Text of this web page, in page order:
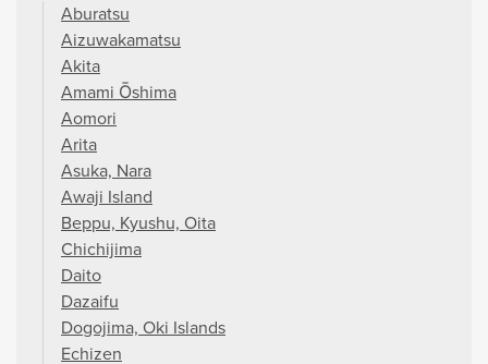
Aburatsu
Aizuwakamatsu
Akita
Amami Ōshima
Aomori
Arita
Asuka, Nara
Awaji Island
Beppu, Kyushu, Oita
Chichijima
Daito
Dazaifu
Dogojima, Oki Islands
Echizen